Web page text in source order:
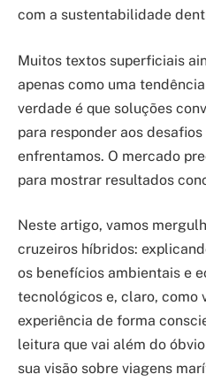
com a sustentabilidade
Muitos textos superficiais
apenas como uma
verdade é que soluções
para responder aos
enfrentamos. O mercado
para mostrar resultados
Neste artigo, vamos
cruzeiros híbridos:
os benefícios ambientais e
tecnológicos e, claro, como
experiência de forma
leitura que vai além do
sua visão sobre viagens